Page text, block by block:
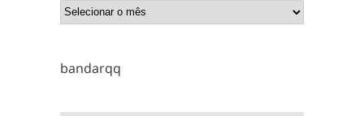
bandarqq